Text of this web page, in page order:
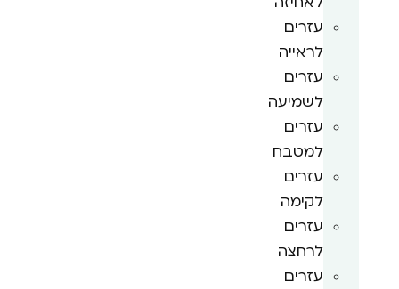
עזרים
לראייה
עזרים
לשמיעה
עזרים
למטבח
עזרים
לקימה
עזרים
לרחצה
עזרים